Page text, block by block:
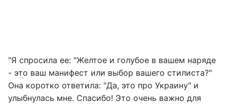
"Я спросила ее: "Желтое и голубое в вашем наряде
- это ваш манифест или выбор вашего стилиста?"
Она коротко ответила: "Да, это про Украину" и
улыбнулась мне. Спасибо! Это очень важно для